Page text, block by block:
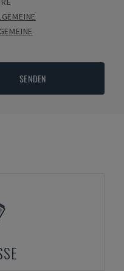
SENDEN